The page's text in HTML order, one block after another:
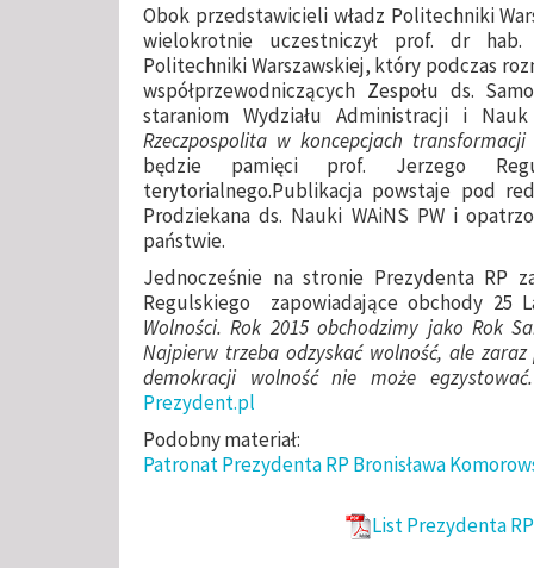
Obok przedstawicieli władz Politechniki
wielokrotnie uczestniczył prof. dr hab.
Politechniki Warszawskiej, który podczas
współprzewodniczących Zespołu ds.
staraniom Wydziału Administracji i
Rzeczpospolita w koncepcjach
będzie pamięci prof. Jerzego
terytorialnego.Publikacja powstaje pod
Prodziekana ds. Nauki WAiNS PW i
państwie.
Jednocześnie na stronie Prezydenta RP
Regulskiego zapowiadające obchody 25
Wolności. Rok 2015 obchodzimy jako Rok
Najpierw trzeba odzyskać wolność, ale
demokracji wolność nie może
Prezydent.pl
Podobny materiał:
Patronat Prezydenta RP Bronisława
List Prezydenta